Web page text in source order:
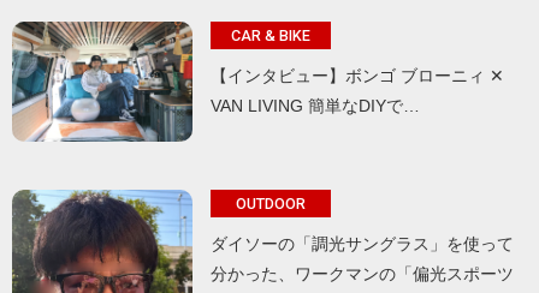
CAR & BIKE
【インタビュー】ボンゴ ブローニィ ✕
VAN LIVING 簡単なDIYで…
OUTDOOR
ダイソーの「調光サングラス」を使って
分かった、ワークマンの「偏光スポーツ